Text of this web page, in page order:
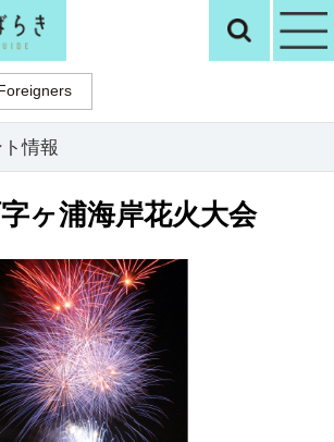
観光いばらき検
情報
ヶ浦海岸花火大会